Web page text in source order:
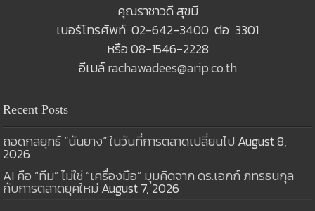
คุณราชาวดี สุขมี
เบอร์โทรศัพท์ 02-642-3400 ต่อ 3301
หรือ 08-1546-2228
อีเมล์rachawadees@arip.co.th
Recent Posts
ถอดกลยุทธ์ “นันยาง” ในวันที่การตลาดเปลี่ยนไป August 8,
2026
AI คือ “ทีม” ไม่ใช่ “เครื่องมือ” มุมคิดจาก ดร.เอกก์ ภทรธนกุล
กับการตลาดยุคใหม่ August 7, 2026